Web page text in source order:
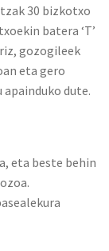
30 bizkotxo
batera ‘T’
gozogileek
eta gero
dute.
eta beste behin